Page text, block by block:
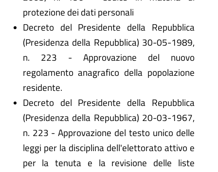
protezione dei dati personali
Decreto del Presidente della Repubblica
(Presidenza della Repubblica) 30-05-1989,
n. 223 - Approvazione del nuovo
regolamento anagrafico della popolazione
residente.
Decreto del Presidente della Repubblica
(Presidenza della Repubblica) 20-03-1967,
n. 223 - Approvazione del testo unico delle
leggi per la disciplina dell'elettorato attivo e
per la tenuta e la revisione delle liste